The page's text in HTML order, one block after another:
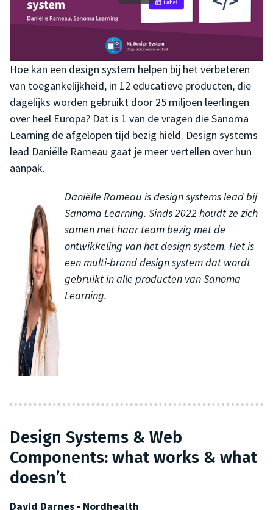
Hoe kan een design system helpen bij het verbeteren
van toegankelijkheid, in 12 educatieve producten, die
dagelijks worden gebruikt door 25 miljoen leerlingen
over heel Europa? Dat is 1 van de vragen die Sanoma
Learning de afgelopen tijd bezig hield. Design systems
lead Daniëlle Rameau gaat je meer vertellen over hun
aanpak.
Daniëlle Rameau is design systems lead bij
Sanoma Learning. Sinds 2022 houdt ze zich
samen met haar team bezig met de
ontwikkeling van het design system. Het is
een multi-brand design system dat wordt
gebruikt in alle producten van Sanoma
Learning.
Design Systems & Web
Components: what works & what
doesn’t
David Darnes - Nordhealth